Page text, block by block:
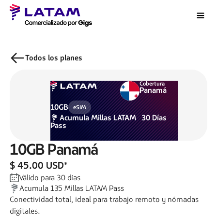
Todos los planes
Cobertura
Panamá
10GB
eSIM
AcumulaMillas LATAM
Pass
30Días
10GBPanamá
$ 45.00 USD*
Válido para 30días
Acumula135 Millas LATAM Pass
Conectividad total, ideal para trabajo remoto y nómadas
digitales.